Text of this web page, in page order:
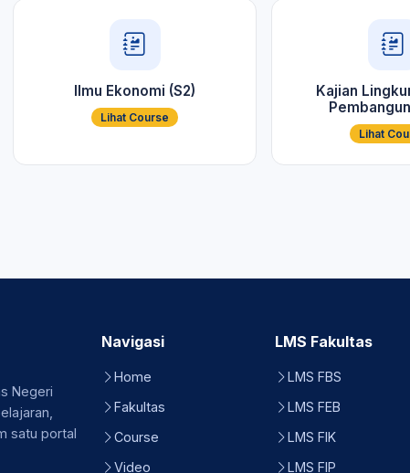
Ilmu Ekonomi (S2)
Lihat Course
Kajian
Lihat
Negeri
satu portal
Navigasi
Home
Fakultas
Course
Video
LMS Fakultas
LMS FBS
LMS FEB
LMS FIK
LMS FIP